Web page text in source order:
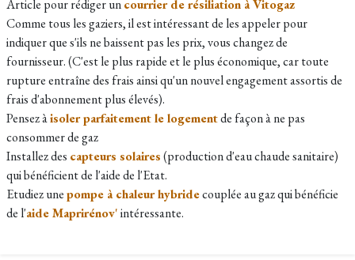
Article pour rédiger uncourrier de résiliation à Vitogaz
Comme tous les gaziers, il est intéressant de les appeler pour
indiquer que s'ils ne baissent pas les prix, vous changez de
fournisseur. (C'est le plus rapide et le plus économique, car toute
rupture entraîne des frais ainsi qu'un nouvel engagement assortis de
frais d'abonnement plus élevés).
Pensez àisoler parfaitement le logementde façon à ne pas
consommer de gaz
Installez des capteurs solaires(production d'eau chaude sanitaire)
qui bénéficient de l'aide de l'Etat.
Etudiez unepompe à chaleur hybridecouplée au gaz qui bénéficie
de l'aide Maprirénov'intéressante.